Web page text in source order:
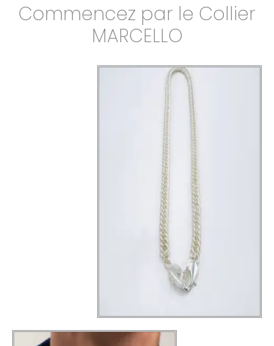
Commencez par le Collier
MARCELLO